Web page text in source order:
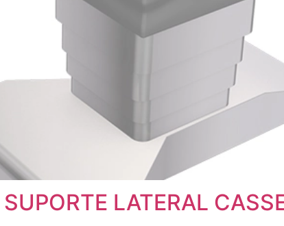
LATERAL